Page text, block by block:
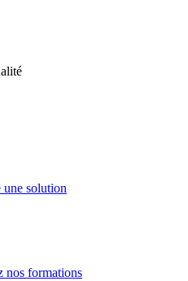
une solution
nos formations